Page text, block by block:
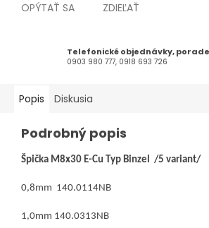
OPÝTAŤ SA ZDIEĽAŤ
Telefonické objednávky,
0903 980 777, 0918 693 726
Popis Diskusia
Podrobný popis
Špička M8x30 E-Cu Typ Binzel /5 variant/
0,8mm 140.0114NB
1,0mm 140.0313NB